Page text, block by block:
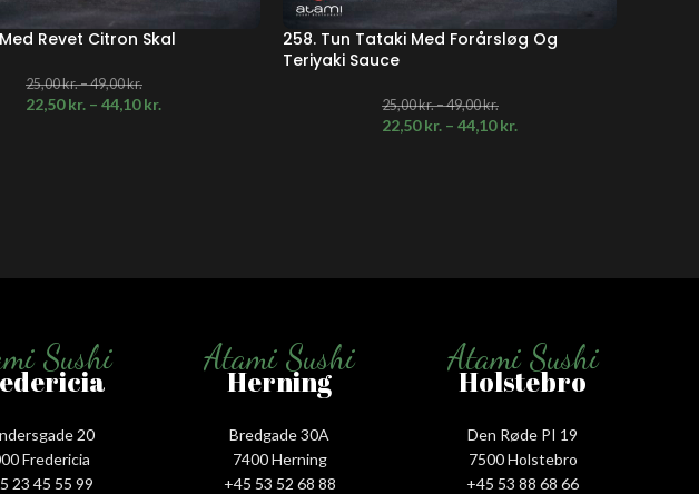
Revet Citron Skal
25,00kr.–49,00kr.
22,50kr. – 44,10kr.
258. Tun Tataki Med Forårsløg Og
Teriyaki Sauce
25,00kr.–49,00kr.
22,50kr. – 44,10kr.
Sushi
20
Fredericia
23 45 55 99
Atami Sushi
Herning
Bredgade 30A
7400 Herning
+45 53 52 68 88
Atami Sushi
Holstebro
Den Røde PI 19
7500 Holstebro
+45 53 88 68 66